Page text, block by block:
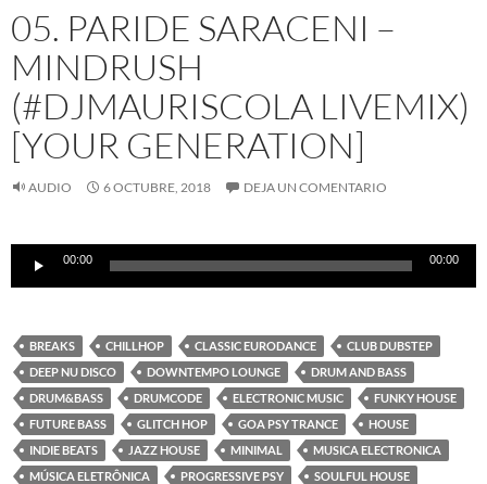
05. PARIDE SARACENI –
MINDRUSH
(#DJMAURISCOLA LIVEMIX)
[YOUR GENERATION]
AUDIO 6 OCTUBRE, 2018 DEJA UN COMENTARIO
Reproductor
audio
00:00 00:00
BREAKS CHILLHOP CLASSIC EURODANCE
CLUB DUBSTEP
DEEP NU DISCO
DOWNTEMPO LOUNGE
DRUM AND BASS
DRUM&BASS
DRUMCODE ELECTRONIC MUSIC
FUNKY HOUSE
FUTURE BASS
GLITCH HOP GOA PSY TRANCE
HOUSE
INDIE BEATS
JAZZ HOUSE MINIMAL
MUSICA ELECTRONICA
MÚSICA ELETRÔNICA
PROGRESSIVE PSY
SOULFUL HOUSE